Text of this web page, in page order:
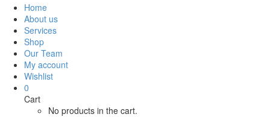
Home
About us
Services
Shop
Our Team
My account
Wishlist
0
Cart
No products in the cart.